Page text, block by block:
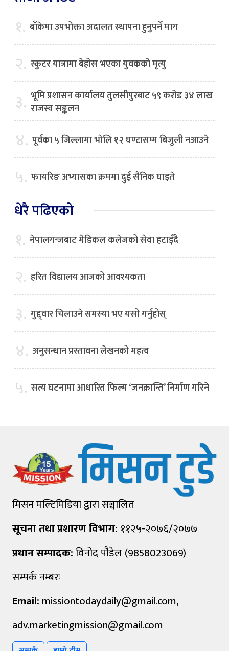
१. बाँकेमा उपभोक्ता अदालत स्थापना हुनुपर्ने माग
२. स्कुटर यात्रामा बेहोस भएका युवकको मृत्यु
३. भूमि प्रशासन कार्यालय तुलसीपुरबाट ५९ करोड ३४ लाख
राजस्व सङ्कलन
४. पूर्वका ५ जिल्लामा भाेलि १२ घण्टासम्म बिजुली नआउने
५. फायरिङ अभ्यासका क्रममा दुई सैनिक घाइते
धेरै पढिएको
१. नेपालगन्जबाट मेडिकल कलेजको सेवा हटाइँदै
२. हरित विद्यालय आजको आवश्यकता
३. गुद्द्वार चिलाउने समस्या भए यसो गर्नुहोस्
४. अनुसन्धान प्रस्तावना लेखनको महत्व
५. सत्य घटनामा आधारित फिल्म ‘जनक्रान्ति’ निर्माण गरिने
मिसन मल्टिमिडिया द्वारा सञ्चालित
सूचना तथा प्रशारण विभाग: ११२५-२०७६/२०७७
प्रधान सम्पादक:विनोद पौडेल (9858023069)
सम्पर्क नम्बरः
Email: missiontodaydaily@gmail.com,
adv.marketingmission@gmail.com